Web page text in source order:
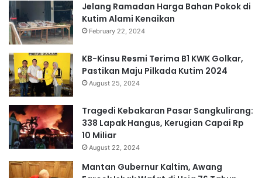
Jelang Ramadan Harga Bahan Pokok di
Kutim Alami Kenaikan
February 22, 2024
KB-Kinsu Resmi Terima B1 KWK Golkar,
Pastikan Maju Pilkada Kutim 2024
August 25, 2024
Tragedi Kebakaran Pasar Sangkulirang:
338 Lapak Hangus, Kerugian Capai Rp
10 Miliar
August 22, 2024
Mantan Gubernur Kaltim, Awang